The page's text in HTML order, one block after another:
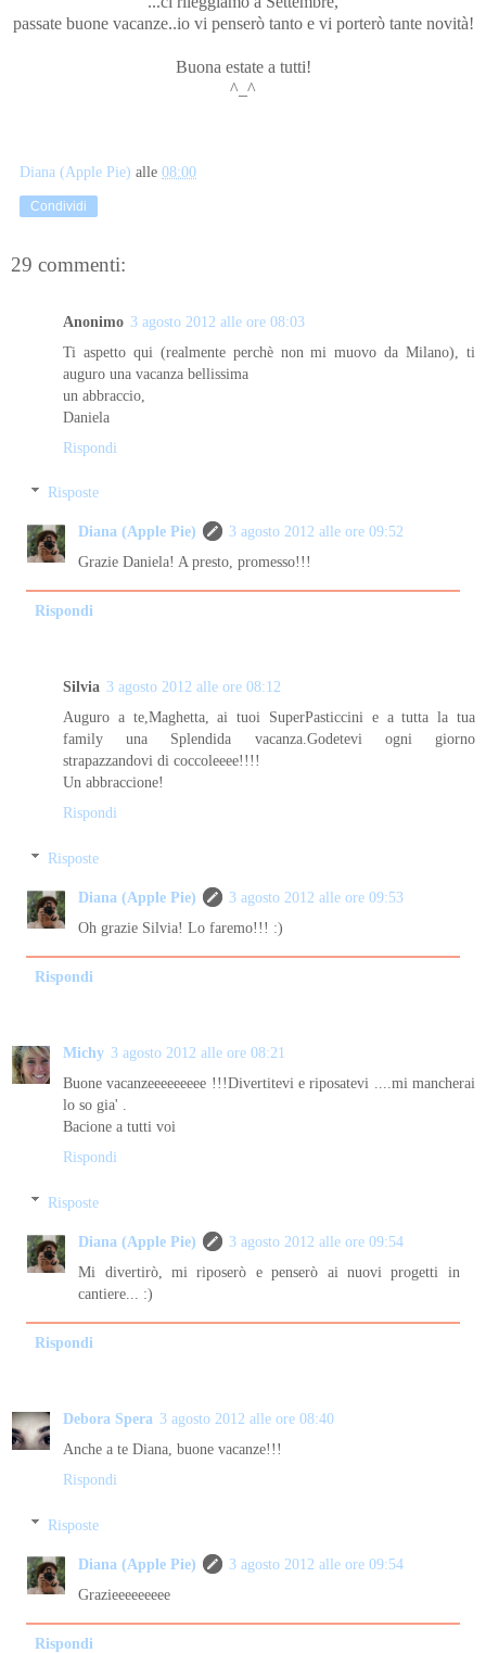
passate buone vacanze..io vi penserò tanto e vi porterò tante novità!
Buona estate a tutti!
^_^
Diana (Apple Pie) alle 08:00
Condividi
29 commenti:
Anonimo 3 agosto 2012 alle ore 08:03
Ti aspetto qui (realmente perchè non mi muovo da Milano), ti
auguro una vacanza bellissima
un abbraccio,
Daniela
Rispondi
Risposte
Diana (Apple Pie)
3 agosto 2012 alle ore 09:52
Grazie Daniela! A presto, promesso!!!
Rispondi
Silvia 3 agosto 2012 alle ore 08:12
Auguro a te,Maghetta, ai tuoi SuperPasticcini e a tutta la tua
family una Splendida vacanza.Godetevi ogni giorno
strapazzandovi di coccoleeee!!!!
Un abbraccione!
Rispondi
Risposte
Diana (Apple Pie)
3 agosto 2012 alle ore 09:53
Oh grazie Silvia! Lo faremo!!! :)
Rispondi
Michy 3 agosto 2012 alle ore 08:21
Buone vacanzeeeeeeeee !!!Divertitevi e riposatevi ....mi mancherai
lo so gia' .
Bacione a tutti voi
Rispondi
Risposte
Diana (Apple Pie)
3 agosto 2012 alle ore 09:54
Mi divertirò, mi riposerò e penserò ai nuovi progetti in
cantiere... :)
Rispondi
Debora Spera 3 agosto 2012 alle ore 08:40
Anche a te Diana, buone vacanze!!!
Rispondi
Risposte
Diana (Apple Pie)
3 agosto 2012 alle ore 09:54
Grazieeeeeeeee
Rispondi